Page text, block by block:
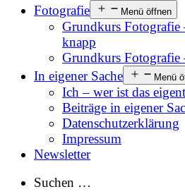
Fotografie
Menü öffnen
Grundkurs Fotografie
knapp
Grundkurs Fotografie
In eigener Sache
Menü
Ich – wer ist das
Beiträge in eigener
Datenschutzerklärung
Impressum
Newsletter
Suchen …